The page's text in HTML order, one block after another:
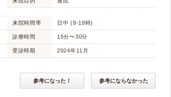
来院時間帯 日中 (9-18時)
診療時間 15分〜30分
受診時期 2024年11月
参考になった！ 参考にならなかった